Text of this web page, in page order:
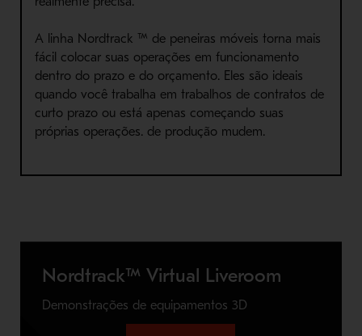
A linha Nordtrack ™ de peneiras móveis torna mais
fácil colocar suas operações em funcionamento
dentro do prazo e do orçamento. Eles são ideais
quando você trabalha em trabalhos de contratos de
curto prazo ou está apenas começando suas
próprias operações. de produção mudem.
Nordtrack™ Virtual Liveroom
Demonstrações de equipamentos 3D